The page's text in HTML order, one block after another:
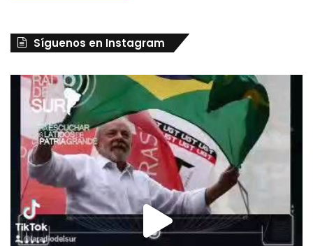
Síguenos en Instagram